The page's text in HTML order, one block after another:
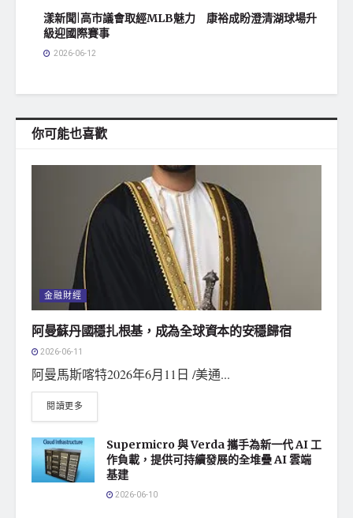
漾新聞|高市議會取經MLB魅力 康裕成盼澄清湖球場升
級迎國際賽事
2026-06-12
你可能也喜歡
金融財經
阿曼蘇丹國穩扎根基，成為全球資本的安穩歸宿
2026-06-11
阿曼馬斯喀特2026年6月11日 /美通...
閱讀更多
Supermicro 與 Verda 攜手為新一代 AI 工
作負載，提供可持續發展的全堆疊 AI 雲端
基建
2026-06-10